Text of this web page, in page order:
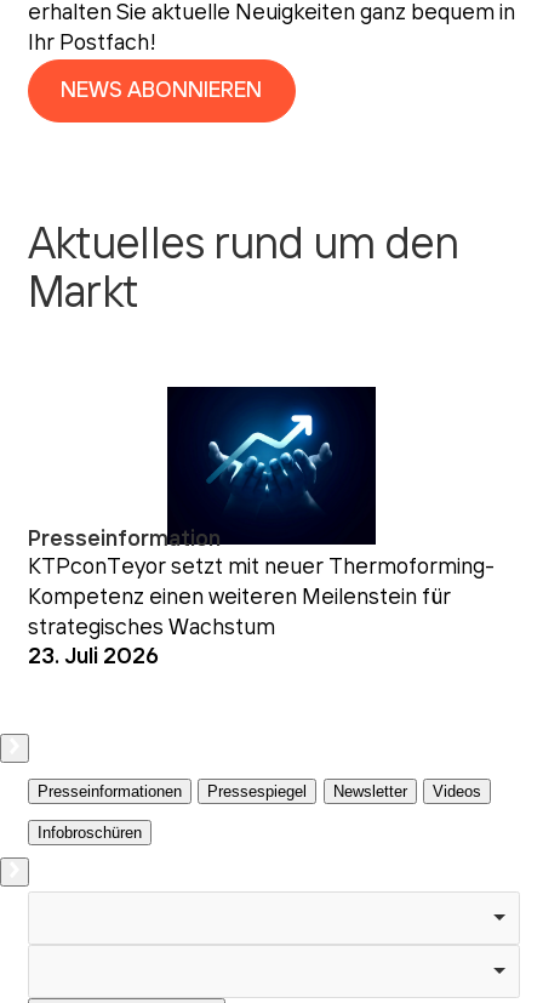
erhalten Sie aktuelle Neuigkeiten ganz bequem in
Ihr Postfach!
NEWS ABONNIEREN
Aktuelles rund um den
Markt
Presseinformation
KTPconTeyor setzt mit neuer Thermoforming-
Kompetenz einen weiteren Meilenstein für
strategisches Wachstum
23. Juli 2026
Presseinformationen Pressespiegel Newsletter Videos
Infobroschüren